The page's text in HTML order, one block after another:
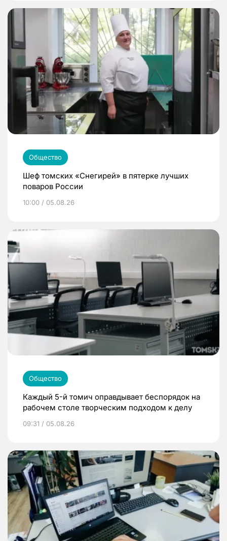
Общество
Шеф томских «Снегирей» в пятерке лучших
поваров России
10:00 / 05.08.26
Общество
Каждый 5-й томич оправдывает беспорядок на
рабочем столе творческим подходом к делу
09:31 / 05.08.26